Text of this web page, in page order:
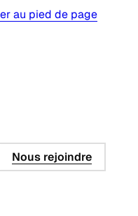
au pied de page
Nous rejoindre